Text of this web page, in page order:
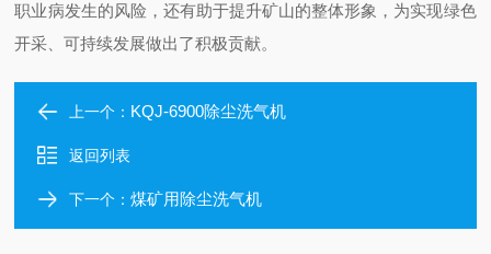
职业病发生的风险，还有助于提升矿山的整体形象，为实现绿色
开采、可持续发展做出了积极贡献。
上一个： KQJ-6900除尘洗气机
返回列表
下一个：煤矿用除尘洗气机